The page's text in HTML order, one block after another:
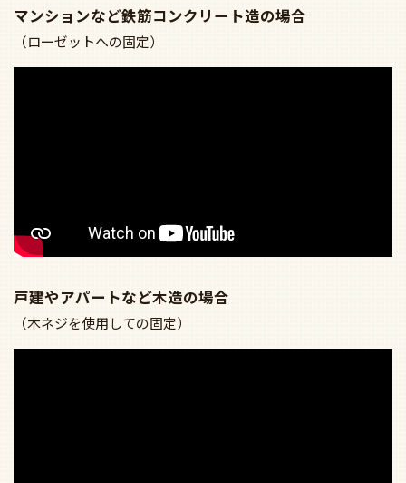
マンションなど鉄筋コンクリート造の場合
（ローゼットへの固定）
戸建やアパートなど木造の場合
（木ネジを使用しての固定）